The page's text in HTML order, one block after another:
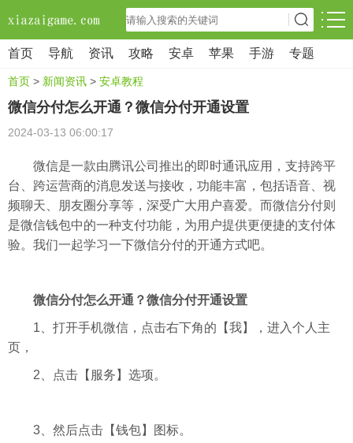
首页 导航 资讯 攻略 安卓 苹果 手游 专题
首页 > 新闻资讯 > 安卓教程
微信分付怎么开通？微信分付开通设置
2024-03-13 06:00:17
微信是一款由腾讯公司推出的即时通讯应用，支持跨平
台、跨运营商的消息发送与接收，功能丰富，包括语音、视
频聊天、朋友圈分享等，深受广大用户喜爱。而微信分付则
是微信钱包中的一种支付功能，为用户提供更便捷的支付体
验。我们一起学习一下微信分付的开通方式吧。
微信分付怎么开通？微信分付开通设置
1、打开手机微信，点击右下角的【我】，进入个人主
页，
2、 点击【服务】选项。
3、然后点击【钱包】图标。